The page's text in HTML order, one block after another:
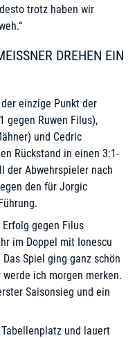
trotz haben wir
DREHEN EIN
einzige Punkt der
gegen Ruwen Filus),
und Cedric
Rückstand in einen 3:1-
der Abwehrspieler nach
den für Jorgic
gegen Filus
im Doppel mit Ionescu
Spiel ging ganz schön
ich morgen merken.
Saisonsieg und ein
und lauert